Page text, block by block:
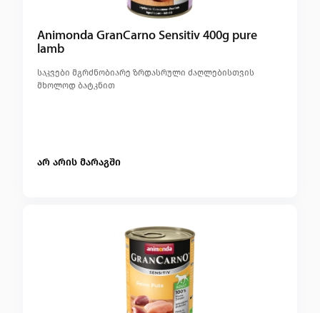
Animonda GranCarno Sensitiv 400g pure
lamb
საკვები მგრძნობიარე ზრდასრული ძაღლებისთვის
მხოლოდ ბატკნით
არ არის მარაგში